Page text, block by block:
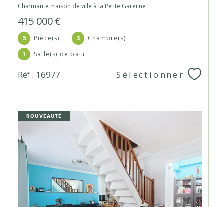
Charmante maison de ville à la Petite Garenne
415 000 €
5 Pièce(s) 3
Chambre(s)
1
Salle(s) de bain
Réf : 16977 Sélectionner
NOUVEAUTÉ